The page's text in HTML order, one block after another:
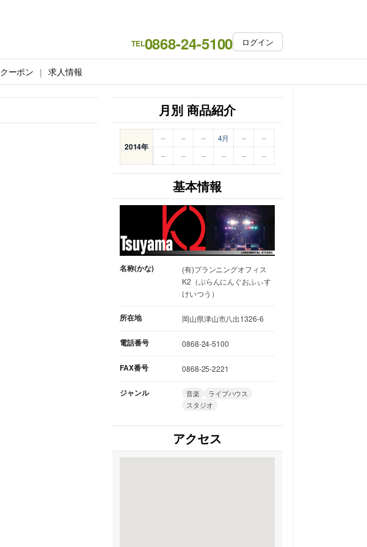
TEL0868-24-5100 ログイン
クーポン 求人情報
月別 商品紹介
2014年
– – – 4月 –
–
–
– – – – –
基本情報
名称(かな)
(有)プランニングオフィス
K2（ぷらんにんぐおふぃす
けいつう）
所在地 岡山県津山市八出1326-6
電話番号 0868-24-5100
FAX番号 0868-25-2221
ジャンル 音楽
ライブハウス
スタジオ
アクセス